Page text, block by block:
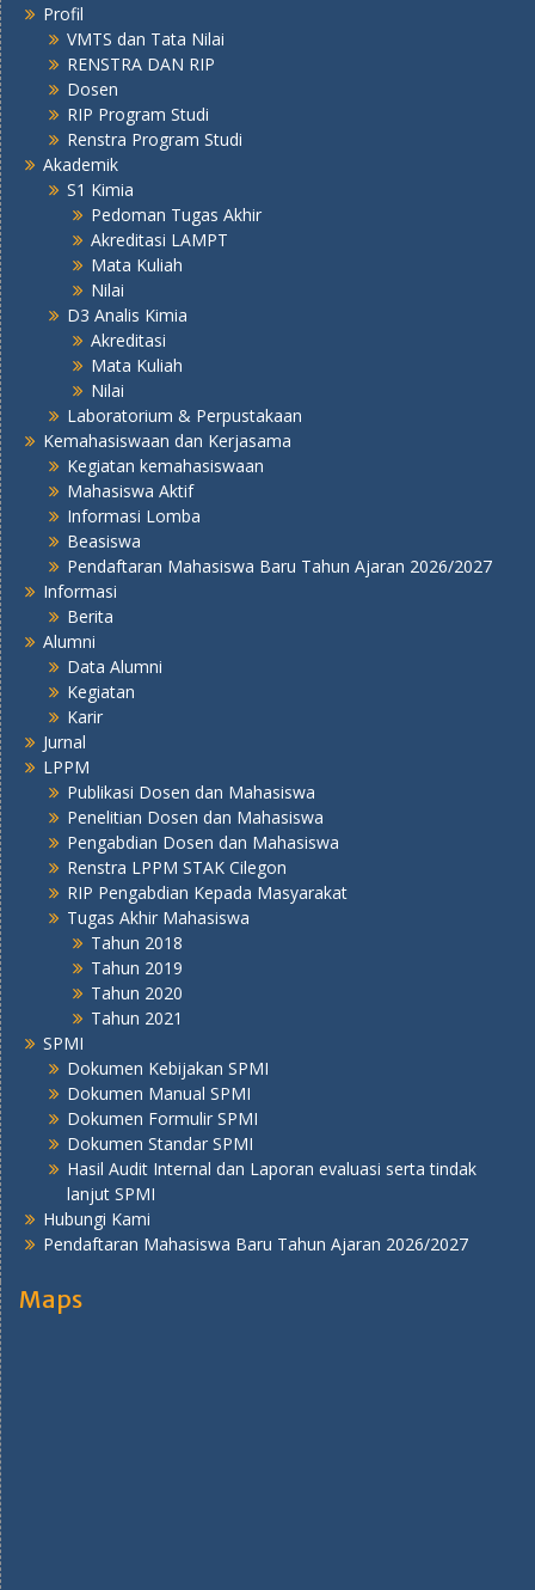
Profil
VMTS dan Tata Nilai
RENSTRA DAN RIP
Dosen
RIP Program Studi
Renstra Program Studi
Akademik
S1 Kimia
Pedoman Tugas Akhir
Akreditasi LAMPT
Mata Kuliah
Nilai
D3 Analis Kimia
Akreditasi
Mata Kuliah
Nilai
Laboratorium & Perpustakaan
Kemahasiswaan dan Kerjasama
Kegiatan kemahasiswaan
Mahasiswa Aktif
Informasi Lomba
Beasiswa
Pendaftaran Mahasiswa Baru Tahun Ajaran 2026/2027
Informasi
Berita
Alumni
Data Alumni
Kegiatan
Karir
Jurnal
LPPM
Publikasi Dosen dan Mahasiswa
Penelitian Dosen dan Mahasiswa
Pengabdian Dosen dan Mahasiswa
Renstra LPPM STAK Cilegon
RIP Pengabdian Kepada Masyarakat
Tugas Akhir Mahasiswa
Tahun 2018
Tahun 2019
Tahun 2020
Tahun 2021
SPMI
Dokumen Kebijakan SPMI
Dokumen Manual SPMI
Dokumen Formulir SPMI
Dokumen Standar SPMI
Hasil Audit Internal dan Laporan evaluasi serta tindak
lanjut SPMI
Hubungi Kami
Pendaftaran Mahasiswa Baru Tahun Ajaran 2026/2027
Maps